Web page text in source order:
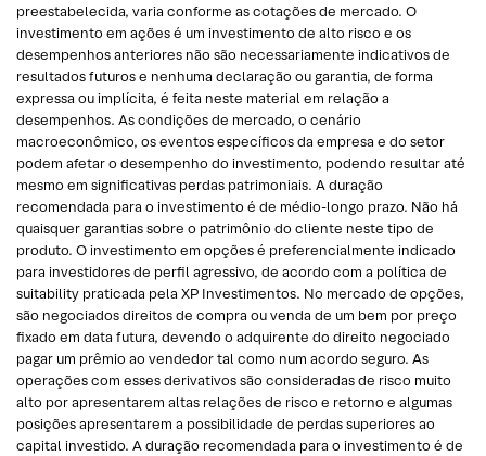
preestabelecida, varia conforme as cotações de mercado. O
investimento em ações é um investimento de alto risco e os
desempenhos anteriores não são necessariamente indicativos de
resultados futuros e nenhuma declaração ou garantia, de forma
expressa ou implícita, é feita neste material em relação a
desempenhos. As condições de mercado, o cenário
macroeconômico, os eventos específicos da empresa e do setor
podem afetar o desempenho do investimento, podendo resultar até
mesmo em significativas perdas patrimoniais. A duração
recomendada para o investimento é de médio-longo prazo. Não há
quaisquer garantias sobre o patrimônio do cliente neste tipo de
produto. O investimento em opções é preferencialmente indicado
para investidores de perfil agressivo, de acordo com a política de
suitability praticada pela XP Investimentos. No mercado de opções,
são negociados direitos de compra ou venda de um bem por preço
fixado em data futura, devendo o adquirente do direito negociado
pagar um prêmio ao vendedor tal como num acordo seguro. As
operações com esses derivativos são consideradas de risco muito
alto por apresentarem altas relações de risco e retorno e algumas
posições apresentarem a possibilidade de perdas superiores ao
capital investido. A duração recomendada para o investimento é de